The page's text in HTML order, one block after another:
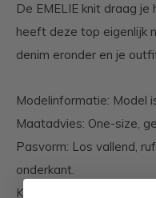
De EMELIE knit draag
heeft deze top eigenlijk
denim eronder en je
Modelinformatie: Model
Maatadvies: One-size,
Pasvorm: Los vallend,
onderkant.
Kleur: Beige.